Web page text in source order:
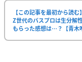
【この記事を最初から読む】
Z世代のバスプロは生分解
もらった感想は…？【青木